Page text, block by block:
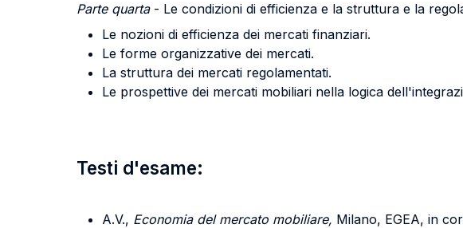
Parte quarta- Le condizioni di efficienza e la struttura e la
Le nozioni di efficienza dei mercati finanziari.
Le forme organizzative dei mercati.
La struttura dei mercati regolamentati.
Le prospettive dei mercati mobiliari nella logica
Testi d'esame:
A.V., Economia del mercato mobiliare, Milano, EGEA, in